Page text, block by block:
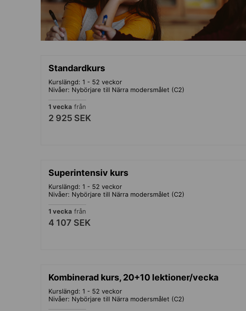
Standardkurs
Kurslängd: 1 - 52 veckor
Nivåer: Nybörjare till Närra modersmålet (C2)
1 vecka från
2 925 SEK
Superintensiv kurs
Kurslängd: 1 - 52 veckor
Nivåer: Nybörjare till Närra modersmålet (C2)
1 vecka från
4 107 SEK
Kombinerad kurs, 20+10 lektioner/vecka
Kurslängd: 1 - 52 veckor
Nivåer: Nybörjare till Närra modersmålet (C2)